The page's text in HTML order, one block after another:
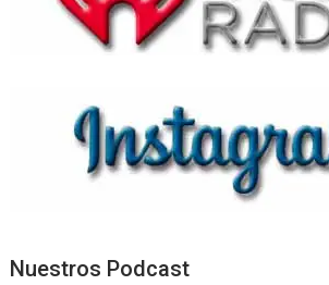
Nuestros Podcast